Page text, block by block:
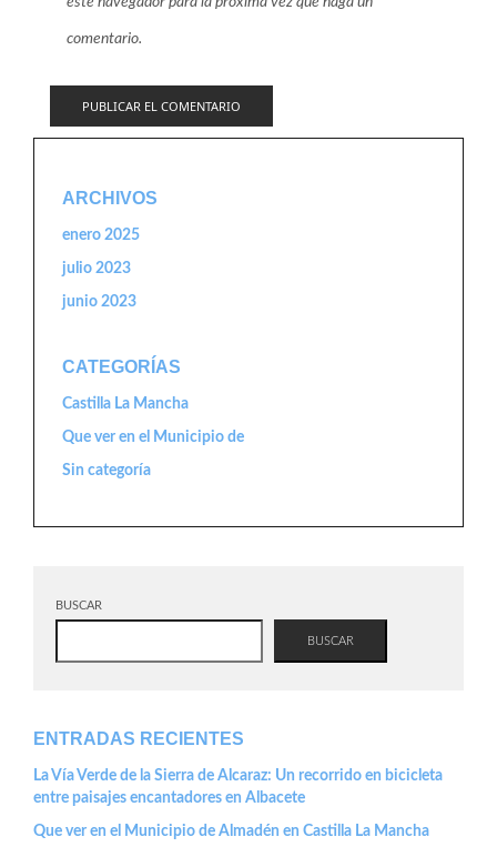
comentario.
ARCHIVOS
enero 2025
julio 2023
junio 2023
CATEGORÍAS
Castilla La Mancha
Que ver en el Municipio de
Sin categoría
BUSCAR
BUSCAR
ENTRADAS RECIENTES
La Vía Verde de la Sierra de Alcaraz: Un recorrido en bicicleta
entre paisajes encantadores en Albacete
Que ver en el Municipio de Almadén en Castilla La Mancha